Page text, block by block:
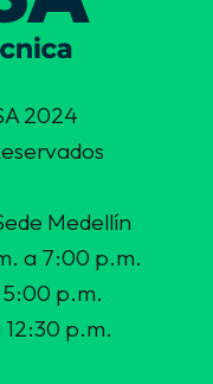
2024
Medellín
a 7:00 p.m.
p.m.
p.m.